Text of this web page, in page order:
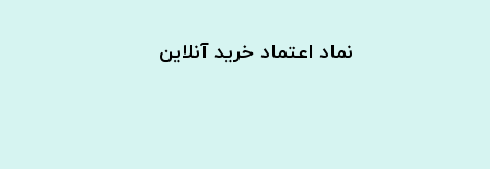
نماد اعتماد خرید آنلاین